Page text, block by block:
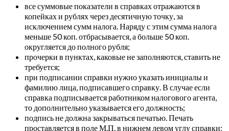
все суммовые показатели в справках отражаются в
копейках и рублях через десятичную точку, за
исключением сумм налога. Наряду с этим сумма налога
меньше 50 коп. отбрасывается, а больше 50 коп.
округляется до полного рубля;
прочерки в пунктах, каковые не заполняются, ставить не
требуется;
при подписании справки нужно указать инициалы и
фамилию лица, подписавшего справку. В случае если
справка подписывается работником налогового агента,
то дополнительно указывается его должность;
подпись не должна закрываться печатью. Печать
проставляется в поле М.П. в нижнем левом углу справки;